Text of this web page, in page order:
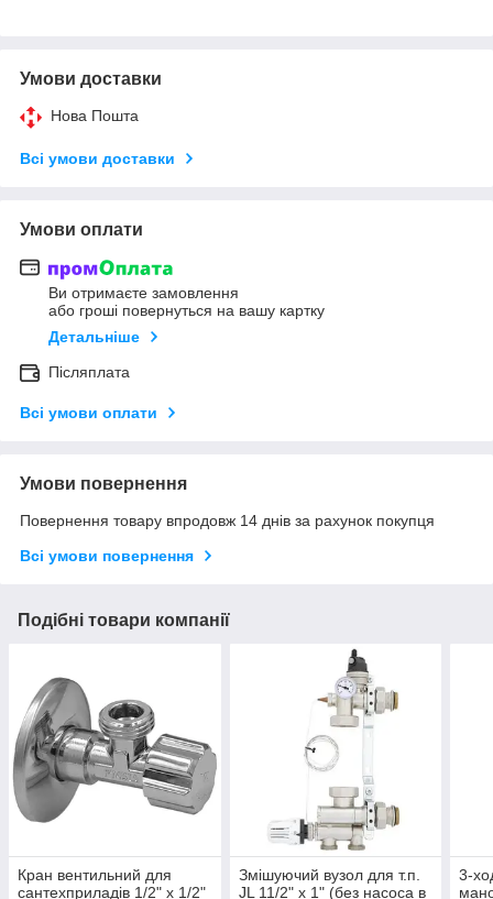
Умови доставки
Нова Пошта
Всі умови доставки
Умови оплати
Ви отримаєте замовлення
або гроші повернуться на вашу картку
Детальніше
Післяплата
Всі умови оплати
Умови повернення
Повернення товару впродовж 14 днів за рахунок покупця
Всі умови повернення
Подібні товари компанії
Кран вентильний для
сантехприладів 1/2" х 1/2"
Змішуючий вузол для т.п.
JL 11/2" х 1" (без насоса в
3-